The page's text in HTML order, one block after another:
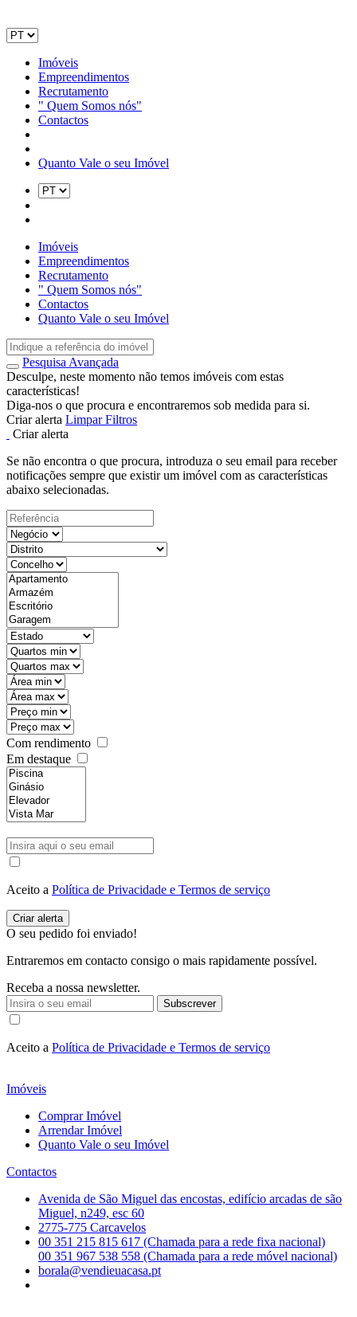
Imóveis
Empreendimentos
Recrutamento
" Quem Somos nós"
Contactos
Quanto Vale o seu Imóvel
Imóveis
Empreendimentos
Recrutamento
" Quem Somos nós"
Contactos
Quanto Vale o seu Imóvel
Pesquisa Avançada
Desculpe, neste momento não temos imóveis com estas
características!
Diga-nos o que procura e encontraremos sob medida para si.
Criar alerta Limpar Filtros
Criar alerta
Se não encontra o que procura, introduza o seu email para receber
notificações sempre que existir um imóvel com as características
abaixo selecionadas.
Com rendimento
Em destaque
Aceito a Política de Privacidade e Termos de serviço
O seu pedido foi enviado!
Entraremos em contacto consigo o mais rapidamente possível.
Receba a nossa newsletter.
Subscrever
Aceito a Política de Privacidade e Termos de serviço
Imóveis
Comprar Imóvel
Arrendar Imóvel
Quanto Vale o seu Imóvel
Contactos
Avenida de São Miguel das encostas, edifício arcadas de são
Miguel, n249, esc 60
2775-775 Carcavelos
00 351 215 815 617 (Chamada para a rede fixa nacional)
00 351 967 538 558 (Chamada para a rede móvel nacional)
borala@vendieuacasa.pt